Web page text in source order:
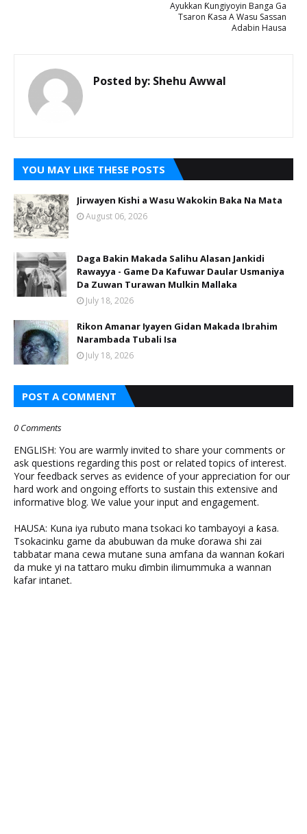
Ayukkan Ƙungiyoyin Banga Ga
Tsaron Ƙasa A Wasu Sassan
Adabin Hausa
Posted by: Shehu Awwal
YOU MAY LIKE THESE POSTS
Jirwayen Kishi a Wasu Wakokin Baka Na Mata
August 06, 2026
Daga Bakin Makada Salihu Alasan Jankidi
Rawayya - Game Da Kafuwar Daular Usmaniya
Da Zuwan Turawan Mulkin Mallaka
July 18, 2026
Rikon Amanar Iyayen Gidan Makada Ibrahim
Narambada Tubali Isa
July 18, 2026
POST A COMMENT
0 Comments
ENGLISH: You are warmly invited to share your comments or
ask questions regarding this post or related topics of interest.
Your feedback serves as evidence of your appreciation for our
hard work and ongoing efforts to sustain this extensive and
informative blog. We value your input and engagement.
HAUSA: Kuna iya rubuto mana tsokaci ko tambayoyi a ƙasa.
Tsokacinku game da abubuwan da muke ɗorawa shi zai
tabbatar mana cewa mutane suna amfana da wannan ƙoƙari
da muke yi na tattaro muku ɗimbin ilimummuka a wannan
kafar intanet.